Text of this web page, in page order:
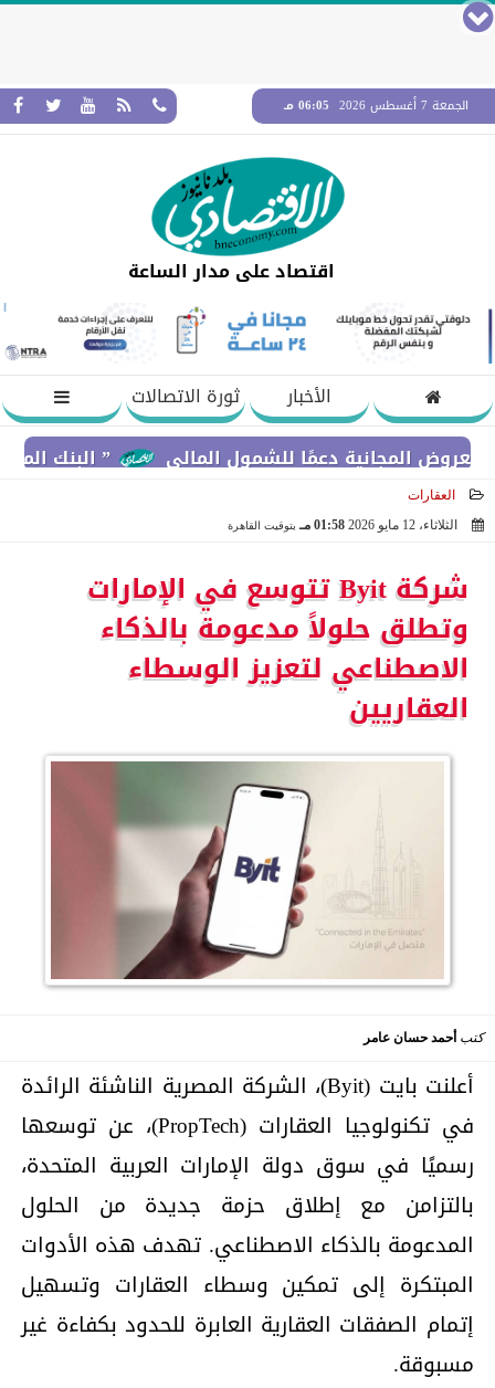
الجمعة 7 أغسطس 2026 06:05 مـ
اقتصاد على مدار الساعة
الأخبار
ثورة الاتصالات
” البنك المركزي” : معدلات الشمول المالي
دعمًا للشمول المالي
العقارات
الثلاثاء، 12 مايو 2026
01:58 مـ بتوقيت القاهرة
شركة Byit تتوسع في الإمارات
وتطلق حلولاً مدعومة بالذكاء
الاصطناعي لتعزيز الوسطاء
العقاريين
كتبأحمد حسان عامر
أعلنت بايت (Byit)، الشركة المصرية الناشئة الرائدة
في تكنولوجيا العقارات (PropTech)، عن توسعها
رسميًا في سوق دولة الإمارات العربية المتحدة،
بالتزامن مع إطلاق حزمة جديدة من الحلول
المدعومة بالذكاء الاصطناعي. تهدف هذه الأدوات
المبتكرة إلى تمكين وسطاء العقارات وتسهيل
إتمام الصفقات العقارية العابرة للحدود بكفاءة غير
مسبوقة.